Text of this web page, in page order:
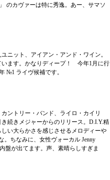
のカヴァーは特に秀逸。あー、サマソ
ニット、アイアン・アンド・ワイン。
います。かなりディープ！ 今年1月に行
№1 ライヴ候補です。
ントリー・バンド、ライロ・カイリ
続きメジャーからのリリース。D.I.Y.精
い大らかさを感じさせるメロディーや
。ちなみに、女性ヴォーカル Jenny
盤が出てます。声、素晴らしすぎま